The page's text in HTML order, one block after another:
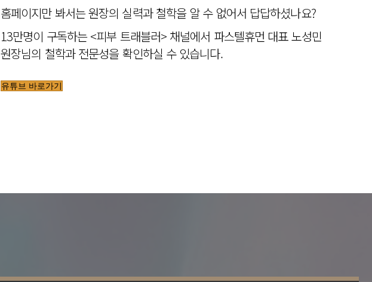
홈페이지만 봐서는 원장의 실력과 철학을 알 수 없어서 답답하셨나요?
13만명이 구독하는 <피부 트래블러> 채널에서 파스텔휴먼 대표 노성민
원장님의 철학과 전문성을 확인하실 수 있습니다.
유튜브 바로가기